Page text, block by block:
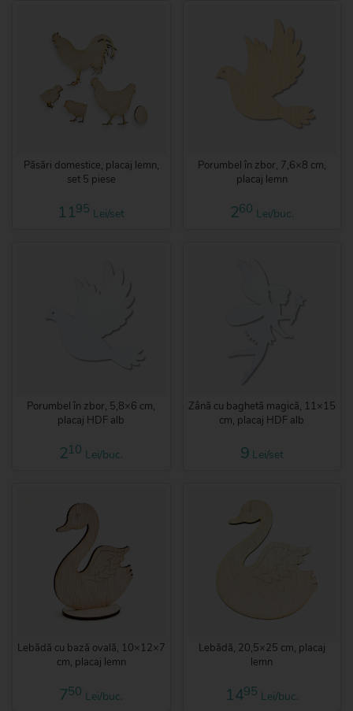
Păsări domestice, placaj lemn,
set 5 piese
1195 Lei/set
Porumbel în zbor, 7,6×8 cm,
placaj lemn
260 Lei/buc.
Porumbel în zbor, 5,8×6 cm,
placaj HDF alb
210 Lei/buc.
Zână cu baghetă magică, 11×15
cm, placaj HDF alb
9 Lei/set
Lebădă cu bază ovală, 10×12×7
cm, placaj lemn
750 Lei/buc.
Lebădă, 20,5×25 cm, placaj
lemn
1495 Lei/buc.